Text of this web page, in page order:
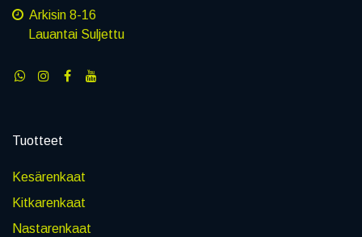
Arkisin 8-16
Lauantai Suljettu
Tuotteet
Kesärenkaat
Kitkarenkaat
Nastarenkaat